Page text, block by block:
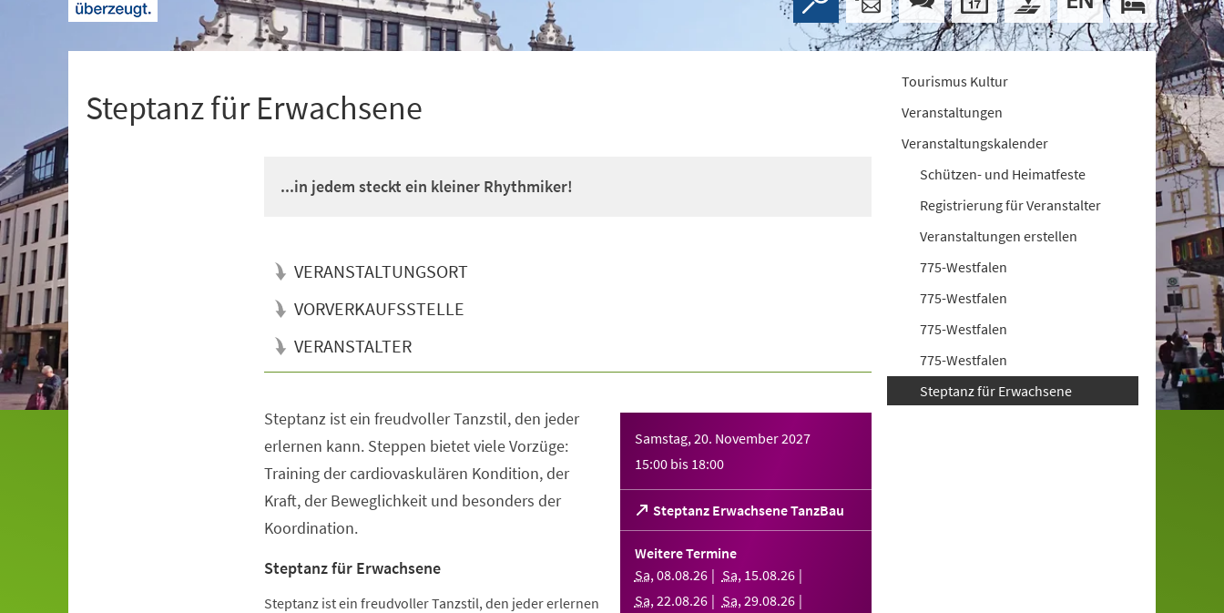
Steptanz für Erwachsene
...in jedem steckt ein kleiner Rhythmiker!
VERANSTALTUNGSORT
VORVERKAUFSSTELLE
VERANSTALTER
Samstag, 20. November 2027
15:00 bis 18:00
Steptanz Erwachsene TanzBau
(Öffnet
in
einem
Tab)
Weitere Termine
Sa,08.08.26 Sa, 15.08.26
Sa,22.08.26 Sa,29.08.26
Steptanz ist ein freudvoller Tanzstil, den jeder
erlernen kann. Steppen bietet viele Vorzüge:
Training der cardiovaskulären Kondition, der
Kraft, der Beweglichkeit und besonders der
Koordination.
Steptanz für Erwachsene
Steptanz ist ein freudvoller Tanzstil, den jeder erlernen
Tourismus Kultur
Veranstaltungen
Veranstaltungskalender
Schützen- und Heimatfeste
Registrierung für Veranstalter
Veranstaltungen erstellen
775-Westfalen
775-Westfalen
775-Westfalen
775-Westfalen
Steptanz für Erwachsene